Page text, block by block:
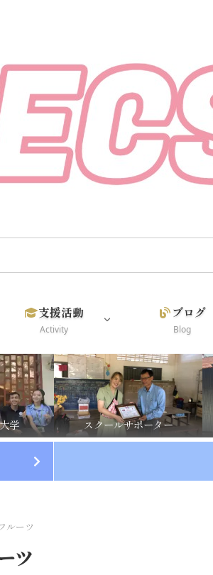
支援活動
Activity
ブログ
Blog
学 スクールサポーター
ルーツ
ツ